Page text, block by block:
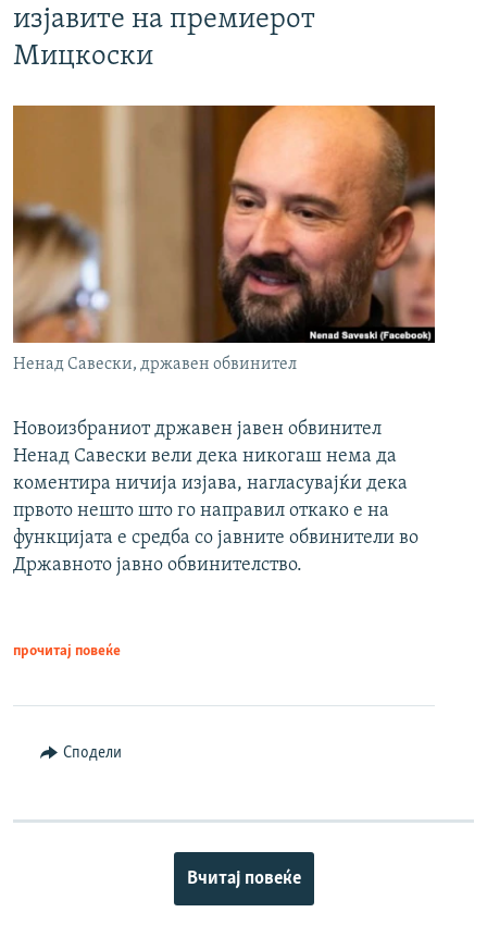
изјавите на премиерот
Мицкоски
Ненад Савески, државен обвинител
Новоизбраниот државен јавен обвинител
Ненад Савески вели дека никогаш нема да
коментира ничија изјава, нагласувајќи дека
првото нешто што го направил откако е на
функцијата е средба со јавните обвинители во
Државното јавно обвинителство.
прочитај повеќе
Сподели
Вчитај повеќе